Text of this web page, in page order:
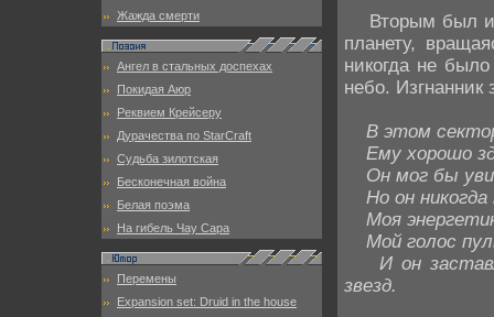
Жажда смерти
Ангел в стальных доспехах
Покидая Аюр
Реквием Крейсеру
Дурачества по StarCraft
Судьба зилотская
Бесконечная война
Белая поэма
На гибель Чау Сара
Перемены
Expansion set: Druid in the house
Вторым был
планету,
никогда не
небо.
В этом
Ему хорошо
Он мог бы
Но он никогда
Моя
Мой голос
И он
звезд.